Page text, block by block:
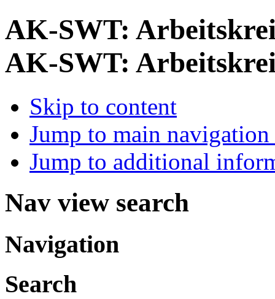
AK-SWT:
AK-SWT:
Skip to content
Jump to main
Jump to additional
Nav view search
Navigation
Search